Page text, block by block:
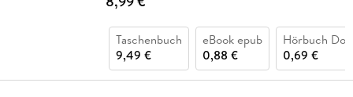
Taschenbuch
9,49 €
eBook epub
0,88 €
Hörbuch
0,69 €